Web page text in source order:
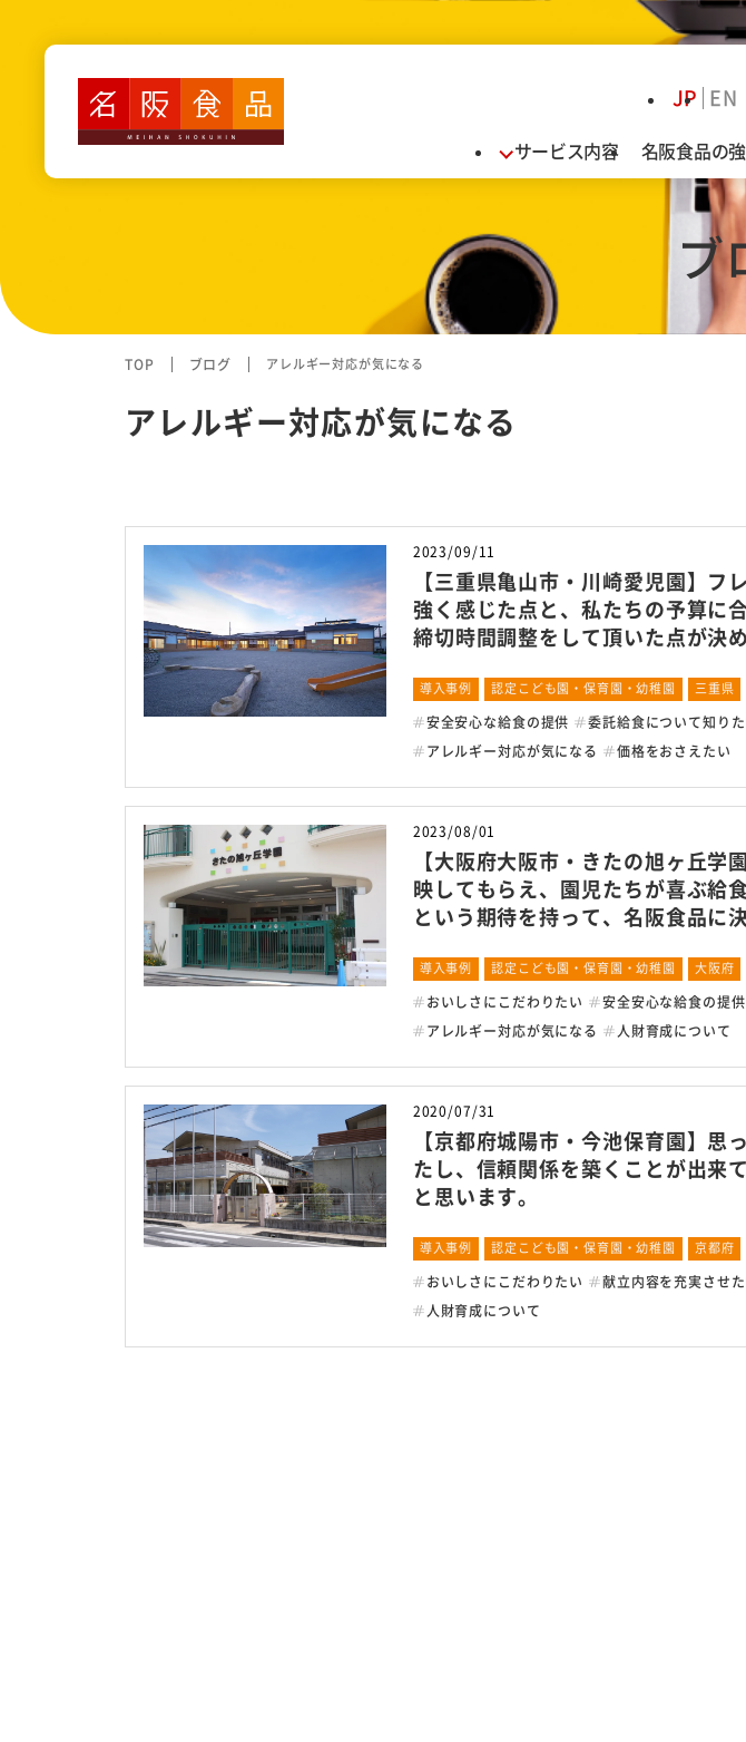
JP EN
サービス内容 名阪食品の
ブ
認定こども園・保育園・幼稚園給食
高齢者施設・障がい者施設給食
業態別お悩み解
認定こども園・保
特別養護老人ホー
有料老人ホーム・
安全・安心への取り組み
衛生管理の考え方
危機管理体制について
衛生管理室による検査
お客様サポート体制
採用情報
代表メッセージ
社員インタビュー
数字で見る名阪食品
募集要項
サイトマップ 個人情報保護方針 免責事項
会社概要 プライバシーポリシー
TOP ブログ アレルギー対応が気になる
アレルギー対応が気になる
2023/09/11
【三重県亀山市・川崎愛児園】フ
強く感じた点と、私たちの予算に
締切時間調整をして頂いた点が決
導入事例 認定こども園・保育園・幼稚園 三重県
安全安心な給食の提供 委託給食について知り
アレルギー対応が気になる
価格をおさえたい
2023/08/01
【大阪府大阪市・きたの旭ヶ丘学
映してもらえ、園児たちが喜ぶ給
という期待を持って、名阪食品に
導入事例 認定こども園・保育園・幼稚園 大阪府
おいしさにこだわりたい 安全安心な給食の提供
アレルギー対応が気になる
人財育成について
2020/07/31
【京都府城陽市・今池保育園】思
たし、信頼関係を築くことが出来
と思います。
導入事例 認定こども園・保育園・幼稚園 京都府
おいしさにこだわりたい 献立内容を充実させ
人財育成について